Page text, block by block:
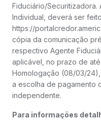
Fiduciário/Securitizadora.
Individual, deverá ser
https://
cópia da comunicação
respectivo Agente
aplicável, no prazo de
Homologação (08/03/
a escolha de pagamento
independente.
Para informações